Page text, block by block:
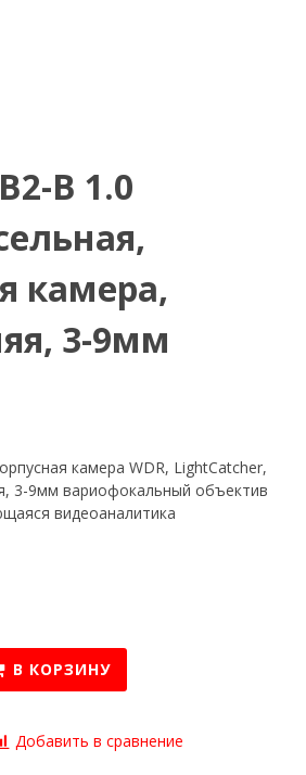
B 1.0
камера,
3-9мм
камера WDR, LightCatcher,
3-9мм вариофокальный объектив
видеоаналитика
В КОРЗИНУ
Добавить в сравнение